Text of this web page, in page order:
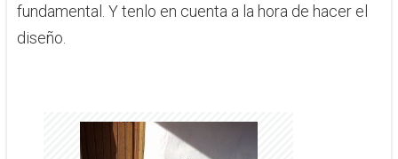
fundamental. Y tenlo en cuenta a la hora de hacer el
diseño.